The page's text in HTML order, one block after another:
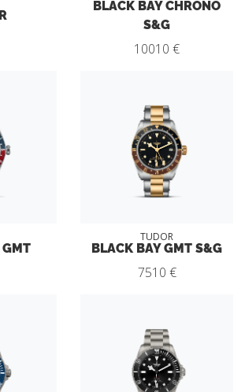
BLACK BAY CHRONO
S&G
10010 €
TUDOR
BLACK BAY GMT S&G
7510 €